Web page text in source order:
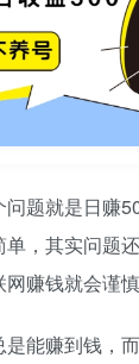
题就是日赚
，其实问题
赚钱就会谨
能赚到钱，